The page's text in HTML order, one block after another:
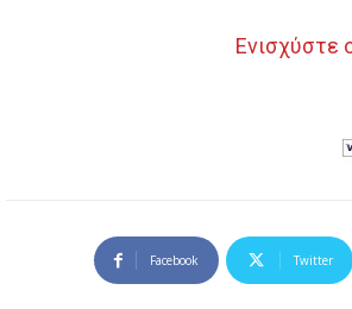
Ενισχύστε
Facebook Twitter